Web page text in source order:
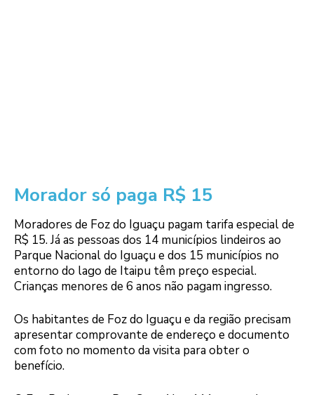
Morador só paga R$ 15
Moradores de Foz do Iguaçu pagam tarifa especial de
R$ 15. Já as pessoas dos 14 municípios lindeiros ao
Parque Nacional do Iguaçu e dos 15 municípios no
entorno do lago de Itaipu têm preço especial.
Crianças menores de 6 anos não pagam ingresso.
Os habitantes de Foz do Iguaçu e da região precisam
apresentar comprovante de endereço e documento
com foto no momento da visita para obter o
benefício.